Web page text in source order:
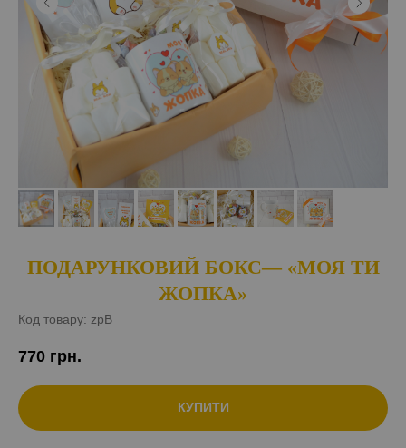
ПОДАРУНКОВИЙ БОКС— «МОЯ ТИ
ЖОПКА»
Код товару: zpB
770 грн.
КУПИТИ